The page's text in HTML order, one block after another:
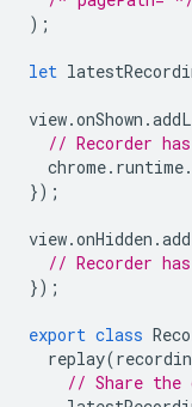
);
let
view.onShown .
// Recorder
chrome. runtime.
});
view.onHidden .
// Recorder
});
export class
replay(
// Share the